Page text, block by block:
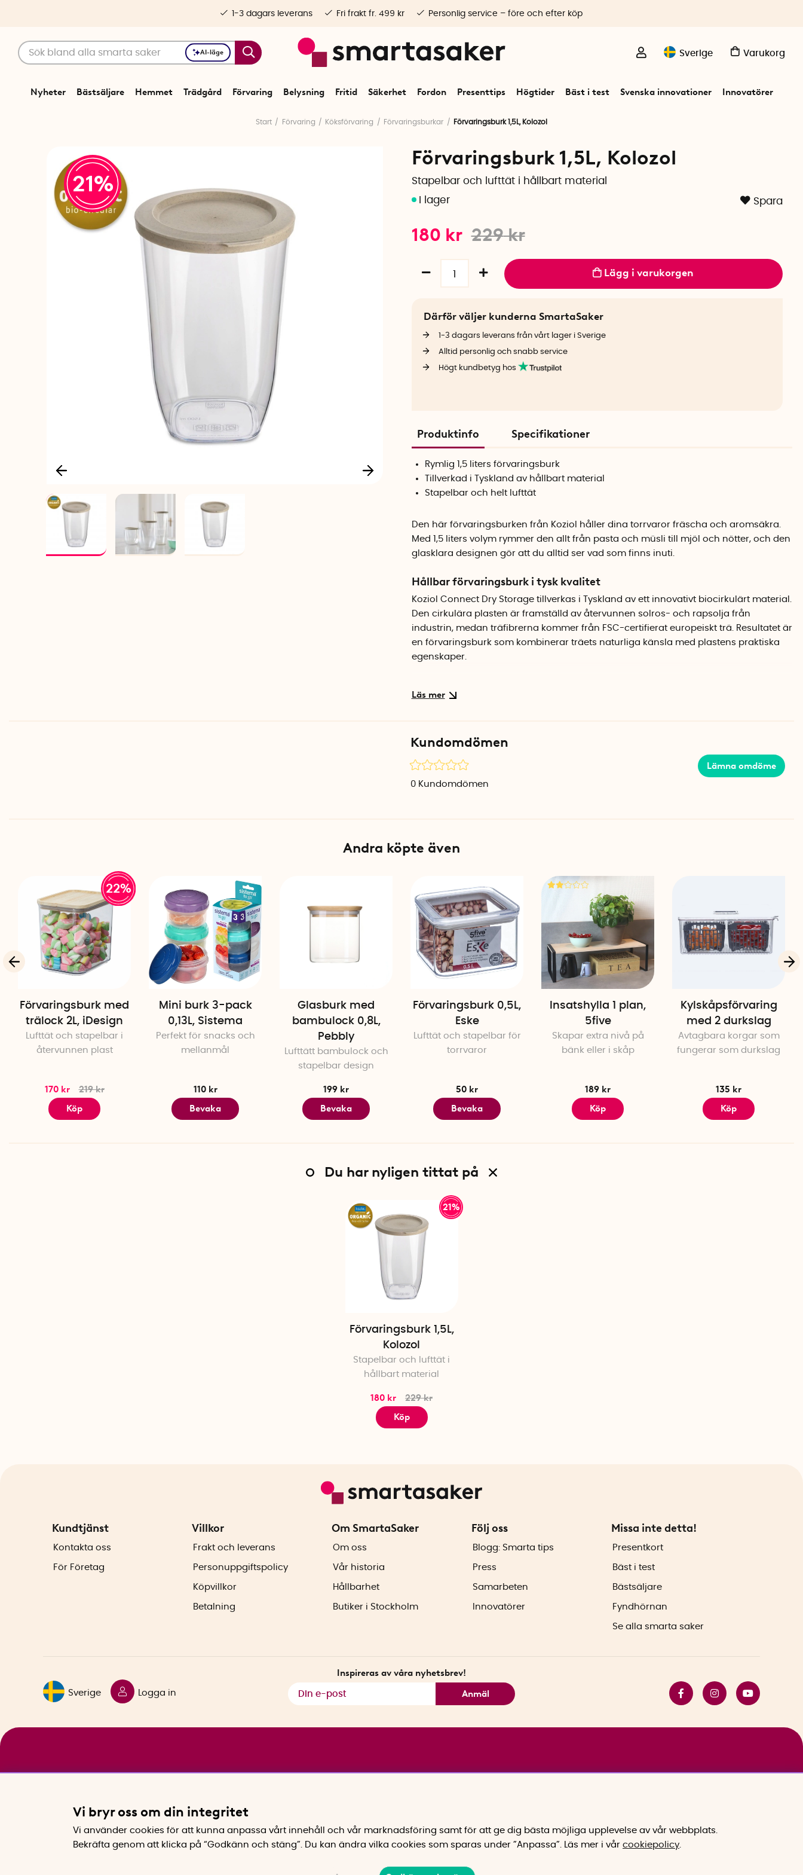
AI-läge Sverige Varukorg
Nyheter Bästsäljare Hemmet Trädgård Förvaring Belysning Fritid Säkerhet Fordon Presenttips Högtider Bäst i test Svenska innovationer Innovatörer
1-3 dagars leverans Fri frakt fr. 499 kr Personlig service – före och efter köp
Start Förvaring Köksförvaring Förvaringsburkar Förvaringsburk 1,5L, Kolozol
21
Förvaringsburk 1,5L, Kolozol
Stapelbar och lufttät i hållbart material
Spara
229kr
180 kr
Lägg i varukorgen
Därför väljer kunderna SmartaSaker
1-3 dagars leverans från vårt lager i Sverige
Alltid personlig och snabb service
Högt kundbetyg hos
Produktinfo Specifikationer
Rymlig 1,5 liters förvaringsburk
Tillverkad i Tyskland av hållbart material
Stapelbar och helt lufttät
Den här förvaringsburken från Koziol håller dina torrvaror fräscha och aromsäkra.
Med 1,5 liters volym rymmer den allt från pasta och müsli till mjöl och nötter, och den
glasklara designen gör att du alltid ser vad som finns inuti.
Hållbar förvaringsburk i tysk kvalitet
Koziol Connect Dry Storage tillverkas i Tyskland av ett innovativt biocirkulärt material.
Den cirkulära plasten är framställd av återvunnen solros- och rapsolja från
industrin, medan träfibrerna kommer från FSC-certifierat europeiskt trä. Resultatet är
en förvaringsburk som kombinerar träets naturliga känsla med plastens praktiska
egenskaper.
Enkel att ta hand om
Burken tål maskindisk och är helt fri från BPA och melamin. Materialet är dessutom
Volym: 1,5 liter
Tillverkad i Tyskland
Kundomdömen
Lämna omdöme
0 Kundomdömen
Andra köpte även
22%
Förvaringsburk med
trälock 2L, iDesign
Lufttät och stapelbar i
återvunnen plast
170 kr
219 kr
Köp
Mini burk 3-pack
0,13L, Sistema
Perfekt för snacks och
mellanmål
110 kr
Bevaka
Glasburk med
bambulock 0,8L,
Pebbly
Lufttätt bambulock och
stapelbar design
199 kr
Bevaka
Förvaringsburk 0,5L,
Eske
Lufttät och stapelbar för
torrvaror
50 kr
Bevaka
Insatshylla 1 plan,
5five
Skapar extra nivå på
bänk eller i skåp
189 kr
Köp
Kylskåpsförvaring
med 2 durkslag
Avtagbara korgar som
fungerar som durkslag
135 kr
Köp
Du har nyligen tittat på
21%
Förvaringsburk 1,5L,
Kolozol
Stapelbar och lufttät i
hållbart material
180 kr
229 kr
Köp
Kundtjänst
Kontakta oss
För Företag
Villkor
Frakt och leverans
Personuppgiftspolicy
Köpvillkor
Betalning
Om SmartaSaker
Om oss
Vår historia
Hållbarhet
Butiker i Stockholm
Följ oss
Blogg: Smarta tips
Press
Samarbeten
Innovatörer
Missa inte detta!
Presentkort
Bäst i test
Bästsäljare
Fyndhörnan
Se alla smarta saker
Sverige Logga in
Inspireras av våra nyhetsbrev!
Anmäl
Vi bryr oss om din integritet
Vi använder cookies för att kunna anpassa vårt innehåll och vår marknadsföring samt för att ge dig bästa möjliga upplevelse av vår webbplats.
Bekräfta genom att klicka på “Godkänn och stäng”. Du kan ändra vilka cookies som sparas under ”Anpassa”.
Läs mer i vår cookiepolicy